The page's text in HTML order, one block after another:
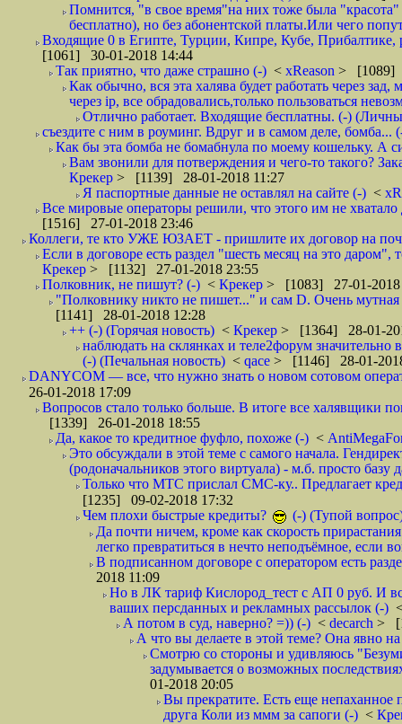
Помнится, "в свое время"на них тоже была
бесплатно), но без абонентской платы.Или чего
Входящие 0 в Египте, Турции, Кипре, Кубе,
[1061] 30-01-2018 14:44
Так приятно, что даже страшно (-) < xReason > [1089]
Как обычно, вся эта халява будет работать через
через ip, все обрадовались,только пользоваться
Отлично работает. Входящие бесплатны. (-)
съездите с ним в роуминг. Вдруг и в самом деле, бомба...
Как бы эта бомба не бомабнула по моему кошельку. А
Вам звонили для потверждения и чего-то такого?
Крекер > [1139] 28-01-2018 11:27
Я паспортные данные не оставлял на сайте (-) <
Все мировые операторы решили, что этого им не
[1516] 27-01-2018 23:46
Коллеги, те кто УЖЕ ЮЗАЕТ - пришлите их договор на
Если в договоре есть раздел "шесть месяц на это даром",
Крекер > [1132] 27-01-2018 23:55
Полковник, не пишут? (-) < Крекер > [1083] 27-01-2018
"Полковнику никто не пишет..." и сам D. Очень
[1141] 28-01-2018 12:28
++ (-) (Горячая новость) < Крекер > [1364] 28-01-
наблюдать на склянках и теле2форум
(-) (Печальная новость) < qace > [1146] 28-01-
DANYCOM — все, что нужно знать о новом сотовом
26-01-2018 17:09
Вопросов стало только больше. В итоге все халявщики
[1339] 26-01-2018 18:55
Да, какое то кредитное фуфло, похоже (-) <
Это обсуждали в этой теме с самого начала.
(родоначальников этого виртуала) - м.б. просто
Только что МТС прислал СМС-ку.. Предлагает
[1235] 09-02-2018 17:32
Чем плохи быстрые кредиты?
(-) (Тупой
Да почти ничем, кроме как скорость
легко превратиться в нечто неподъёмное, если
В подписанном договоре с оператором есть
2018 11:09
Но в ЛК тариф Кислород_тест с АП 0 руб. И
ваших персданных и рекламных рассылок (-)
А потом в суд, наверно? =)) (-) < decarch >
А что вы делаете в этой теме? Она явно
Смотрю со стороны и удивляюсь
задумывается о возможных
01-2018 20:05
Вы прекратите. Есть еще непаханное
друга Коли из ммм за сапоги (-) <